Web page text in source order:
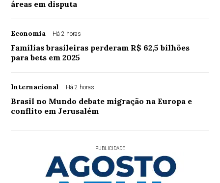
áreas em disputa
Economia Há 2 horas
Famílias brasileiras perderam R$ 62,5 bilhões
para bets em 2025
Internacional Há 2 horas
Brasil no Mundo debate migração na Europa e
conflito em Jerusalém
PUBLICIDADE